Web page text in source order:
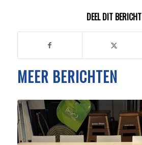
DEEL DIT BERICHT
MEER BERICHTEN